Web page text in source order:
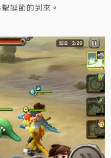
誕節的到來。